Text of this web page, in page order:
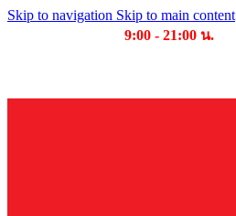
Skip to navigation Skip to main content
9:00 - 21:00 น.